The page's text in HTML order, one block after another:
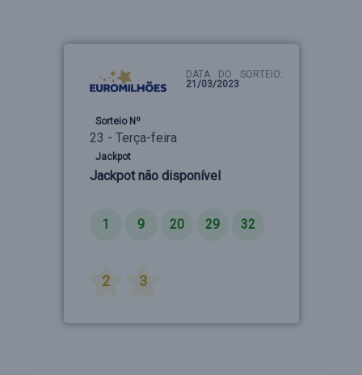
DATA DO SORTEIO:
21/03/2023
Sorteio Nº
23 - Terça-feira
Jackpot
Jackpot não disponível
1 9 20 29 32
2 3